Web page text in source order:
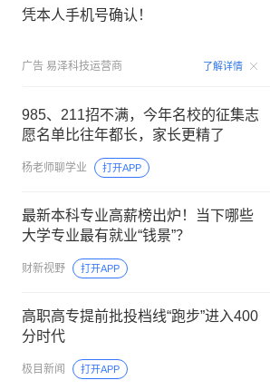
凭本人手机号确认！
广告 易泽科技运营商 了解详情
985、211招不满，今年名校的征集志
愿名单比往年都长，家长更精了
杨老师聊学业 打开APP
最新本科专业高薪榜出炉！当下哪些
大学专业最有就业“钱景”？
财新视野 打开APP
高职高专提前批投档线“跑步”进入400
分时代
极目新闻 打开APP